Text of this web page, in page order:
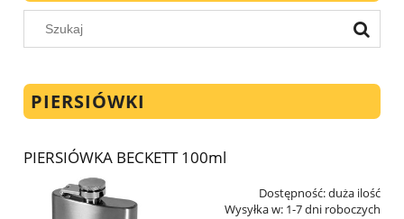
PIERSIÓWKI
PIERSIÓWKA BECKETT 100ml
Dostępność:duża ilość
Wysyłka w: 1-7 dni roboczych